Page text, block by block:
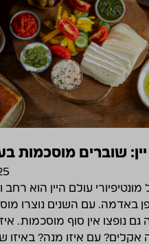
שוברים מוסכמות
עולם היין הוא רחב
באדמה. עם השנים נוצרו
נופצו אין סוף מוסכמות.
אקלים? עם איזו מנה? באיזו